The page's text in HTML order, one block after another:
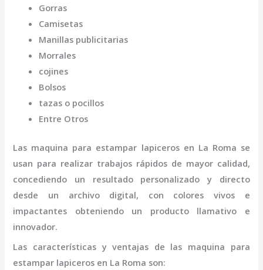
Gorras
Camisetas
Manillas publicitarias
Morrales
cojines
Bolsos
tazas o pocillos
Entre Otros
Las maquina para estampar lapiceros en La Roma se
usan para realizar trabajos rápidos de mayor calidad,
concediendo un resultado personalizado y directo
desde un archivo digital, con colores vivos e
impactantes obteniendo un producto llamativo e
innovador.
Las características y ventajas de las maquina para
estampar lapiceros en La Roma son: